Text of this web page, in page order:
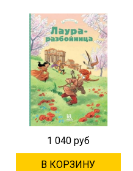
1 040 руб
В КОРЗИНУ